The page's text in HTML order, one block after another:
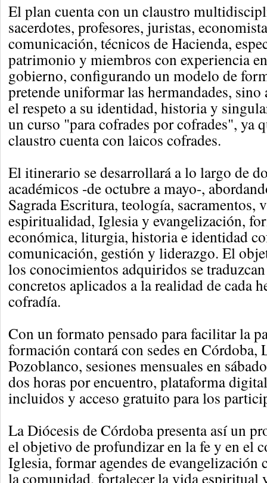
El plan cuenta con un claustro
sacerdotes, profesores, juristas,
comunicación, técnicos de Hacienda,
patrimonio y miembros con experiencia
gobierno, configurando un modelo de
pretende uniformar las hermandades, sino
el respeto a su identidad, historia y
un curso "para cofrades por cofrades", ya
claustro cuenta con laicos cofrades.
El itinerario se desarrollará a lo largo de
académicos -de octubre a mayo-,
Sagrada Escritura, teología, sacramentos,
espiritualidad, Iglesia y evangelización,
económica, liturgia, historia e identidad
comunicación, gestión y liderazgo. El
los conocimientos adquiridos se
concretos aplicados a la realidad de cada
cofradía.
Con un formato pensado para facilitar la
formación contará con sedes en Córdoba,
Pozoblanco, sesiones mensuales en
dos horas por encuentro, plataforma
incluidos y acceso gratuito para los
La Diócesis de Córdoba presenta así un
el objetivo de profundizar en la fe y en el
Iglesia, formar agendes de
la comunidad, fortalecer la vida espiritual